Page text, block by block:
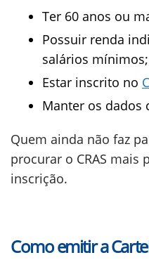
Ter 60 anos ou
Possuir renda
salários mínimos;
Estar inscrito no
Manter os dados
Quem ainda não faz
procurar o CRAS mais
inscrição.
Como emitir a